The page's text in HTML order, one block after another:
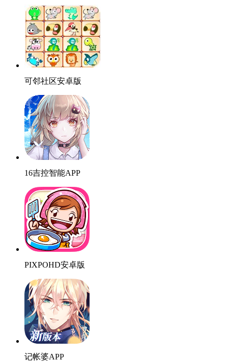
可邻社区安卓版
16吉控智能APP
PIXPOHD安卓版
记帐婆APP